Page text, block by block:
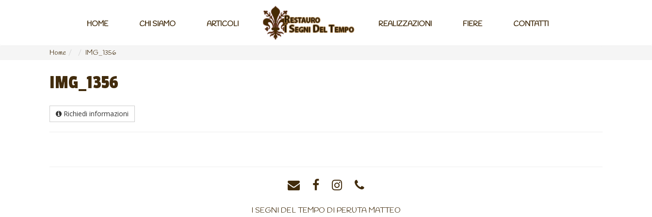
HOME CHI SIAMO ARTICOLI REALIZZAZIONI FIERE CONTATTI
Home IMG_1356
IMG_1356
Richiedi informazioni
I SEGNI DEL TEMPO DI PERUTA MATTEO